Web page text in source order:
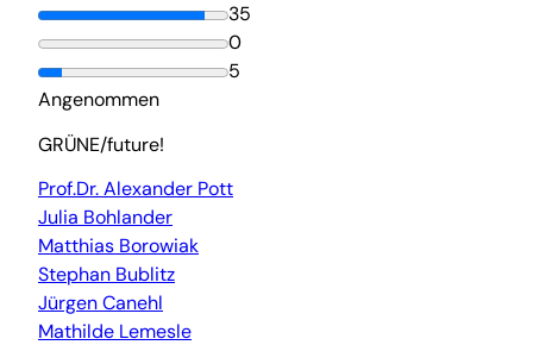
35
0
5
Angenommen
GRÜNE/future!
Prof.Dr. Alexander Pott
Julia Bohlander
Matthias Borowiak
Stephan Bublitz
Jürgen Canehl
Mathilde Lemesle